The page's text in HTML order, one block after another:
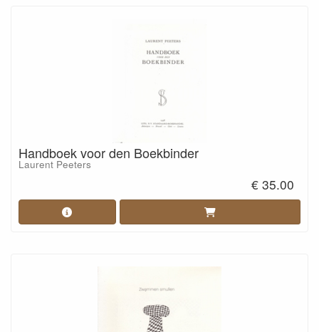
Handboek voor den Boekbinder
Laurent Peeters
€ 35.00